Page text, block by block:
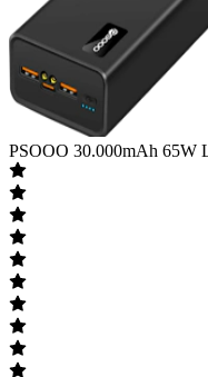
PSOOO 30.000mAh 65W